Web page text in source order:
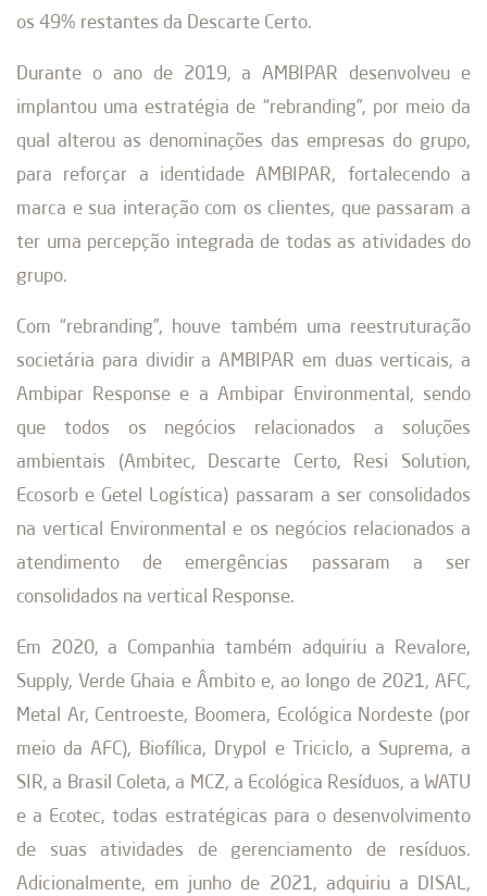
os 49% restantes da Descarte Certo.
Durante o ano de 2019, a AMBIPAR desenvolveu e
implantou uma estratégia de “rebranding”, por meio da
qual alterou as denominações das empresas do grupo,
para reforçar a identidade AMBIPAR, fortalecendo a
marca e sua interação com os clientes, que passaram a
ter uma percepção integrada de todas as atividades do
grupo.
Com “rebranding”, houve também uma reestruturação
societária para dividir a AMBIPAR em duas verticais, a
Ambipar Response e a Ambipar Environmental, sendo
que todos os negócios relacionados a soluções
ambientais (Ambitec, Descarte Certo, Resi Solution,
Ecosorb e Getel Logística) passaram a ser consolidados
na vertical Environmental e os negócios relacionados a
atendimento de emergências passaram a ser
consolidados na vertical Response.
Em 2020, a Companhia também adquiriu a Revalore,
Supply, Verde Ghaia e Âmbito e, ao longo de 2021, AFC,
Metal Ar, Centroeste, Boomera, Ecológica Nordeste (por
meio da AFC), Biofílica, Drypol e Triciclo, a Suprema, a
SIR, a Brasil Coleta, a MCZ, a Ecológica Resíduos, a WATU
e a Ecotec, todas estratégicas para o desenvolvimento
de suas atividades de gerenciamento de resíduos.
Adicionalmente, em junho de 2021, adquiriu a DISAL,